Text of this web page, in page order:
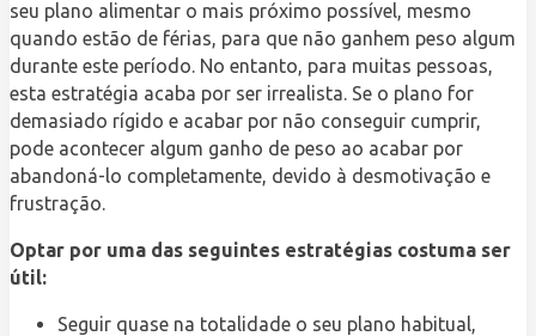
seu plano alimentar o mais próximo possível, mesmo
quando estão de férias, para que não ganhem peso algum
durante este período. No entanto, para muitas pessoas,
esta estratégia acaba por ser irrealista. Se o plano for
demasiado rígido e acabar por não conseguir cumprir,
pode acontecer algum ganho de peso ao acabar por
abandoná-lo completamente, devido à desmotivação e
frustração.
Optar por uma das seguintes estratégias costuma ser
útil:
Seguir quase na totalidade o seu plano habitual,